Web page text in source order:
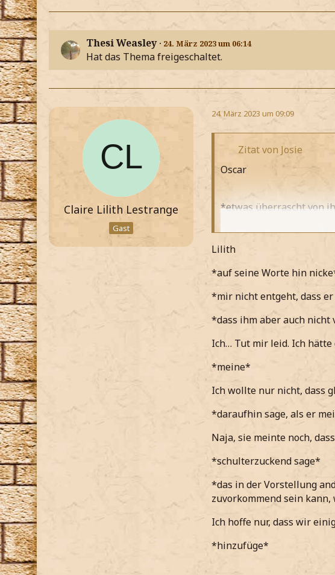
Thesi Weasley 24. März 2023 um 06:14
Hat das Thema freigeschaltet.
Claire Lilith Lestrange
Gast
24. März 2023 um 09:09
Zitat von Josie
Oscar
*etwas überrascht von
*spüre dass Lilith
Ich freue mich auch
*es mir im Moment auch
Hast du das?
*nicht so ganz weiß was
*sie wahrscheinlich nie
*ihr das aber auch nicht
Kein Wunder, dass sie
*in letzter Zeit viel zu
*auch nicht unerwartet
*lieber nicht erwähne,
wird*
Lilith
*auf seine Worte hin
*mir nicht entgeht, dass
*dass ihm aber auch
Ich… Tut mir leid. Ich
*meine*
Ich wollte nur nicht, dass
*daraufhin sage, als er
Naja, sie meinte noch,
*schulterzuckend sage*
*das in der Vorstellung
zuvorkommend sein
Ich hoffe nur, dass wir
*hinzufüge*